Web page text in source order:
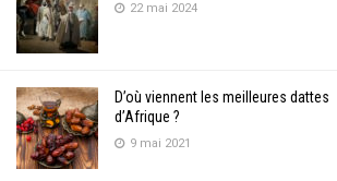
22 mai 2024
D’où viennent les meilleures dattes
d’Afrique ?
9 mai 2021